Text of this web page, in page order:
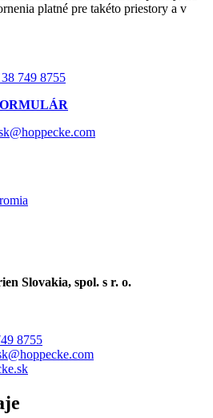
platné pre takéto priestory a v
749 8755
Slovakia, spol. s r. o.
8755